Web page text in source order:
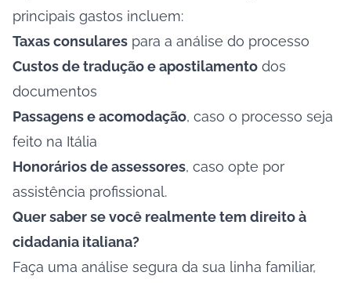
principais gastos incluem:
Taxas consulares para a análise do processo
Custos de tradução e apostilamento dos
documentos
Passagens e acomodação, caso o processo seja
feito na Itália
Honorários de assessores, caso opte por
assistência profissional.
Quer saber se você realmente tem direito à
cidadania italiana?
Faça uma análise segura da sua linha familiar,